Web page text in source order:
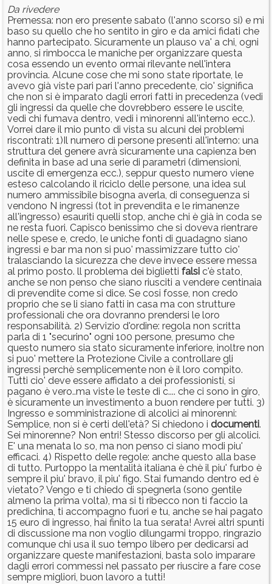
Da rivedere
Premessa: non ero presente sabato (l'anno scorso si) e mi
baso su quello che ho sentito in giro e da amici fidati che
hanno partecipato. Sicuramente un plauso va' a chi, ogni
anno, si rimbocca le maniche per organizzare questa
cosa essendo un evento ormai rilevante nell'intera
provincia. Alcune cose che mi sono state riportate, le
avevo già viste pari pari l'anno precedente, cio' significa
che non si è imparato dagli errori fatti in precedenza (vedi
gli ingressi da quelle che dovrebbero essere le uscite,
vedi chi fumava dentro, vedi i minorenni all'interno ecc.).
Vorrei dare il mio punto di vista su alcuni dei problemi
riscontrati: 1)Il numero di persone presenti all'interno: una
struttura del genere avrà sicuramente una capienza ben
definita in base ad una serie di parametri (dimensioni,
uscite di emergenza ecc.), seppur questo numero viene
esteso calcolando il riciclo delle persone, una idea sul
numero ammissibile bisogna averla, di conseguenza si
vendono N ingressi (tot in prevendita e le rimanenze
all'ingresso) esauriti quelli stop, anche chi è già in coda se
ne resta fuori. Capisco benissimo che si doveva rientrare
nelle spese e, credo, le uniche fonti di guadagno siano
ingressi e bar ma non si puo' massimizzare tutto cio'
tralasciando la sicurezza che deve invece essere messa
al primo posto. ll problema dei biglietti falsi c'è stato,
anche se non penso che siano riusciti a vendere centinaia
di prevendite come si dice. Se cosi fosse, non credo
proprio che se li siano fatti in casa ma con strutture
professionali che ora dovranno prendersi le loro
responsabilità. 2) Servizio d'ordine: regola non scritta
parla di 1 "securino" ogni 100 persone, presumo che
questo numero sia stato sicuramente inferiore, inoltre non
si puo' mettere la Protezione Civile a controllare gli
ingressi perchè semplicemente non è il loro compito.
Tutti cio' deve essere affidato a dei professionisti, si
pagano è vero..ma viste le teste di c.... che ci sono in giro,
è sicuramente un investimento a buon rendere per tutti. 3)
Ingresso e somministrazione di alcolici ai minorenni:
Semplice, non si è certi dell'età? Si chiedono i documenti.
Sei minorenne? Non entri! Stesso discorso per gli alcolici.
E' una menata lo so, ma non penso ci siano modi piu'
efficaci. 4) Rispetto delle regole: anche questo alla base
di tutto. Purtoppo la mentalità italiana è chè il piu' furbo è
sempre il piu' bravo, il piu' figo. Stai fumando dentro ed è
vietato? Vengo e ti chiedo di spegnerla (sono gentile
almeno la prima volta), ma si ti ribecco non ti faccio la
predichina, ti accompagno fuori e tu, anche se hai pagato
15 euro di ingresso, hai finito la tua serata! Avrei altri spunti
di discussione ma non voglio dilungarmi troppo, ringrazio
comunque chi usa il suo tempo libero per dedicarsi ad
organizzare queste manifestazioni, basta solo imparare
dagli errori commessi nel passato per riuscire a fare cose
sempre migliori, buon lavoro a tutti!